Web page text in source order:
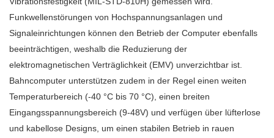
Funkwellenstörungen von Hochspannungsanlagen und
Signaleinrichtungen können den Betrieb der Computer ebenfalls
beeinträchtigen, weshalb die Reduzierung der
elektromagnetischen Verträglichkeit (EMV) unverzichtbar ist.
Bahncomputer unterstützen zudem in der Regel einen weiten
Temperaturbereich (-40 °C bis 70 °C), einen breiten
Eingangsspannungsbereich (9-48V) und verfügen über lüfterlose
und kabellose Designs, um einen stabilen Betrieb in rauen